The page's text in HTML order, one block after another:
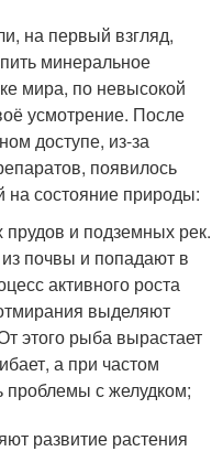
на первый взгляд,
минеральное
мира, по невысокой
усмотрение. После
доступе, из-за
появилось
на состояние природы:
и подземных рек.
почвы и попадают в
активного роста
выделяют
этого рыба вырастает
а при частом
проблемы с желудком;
развитие растения